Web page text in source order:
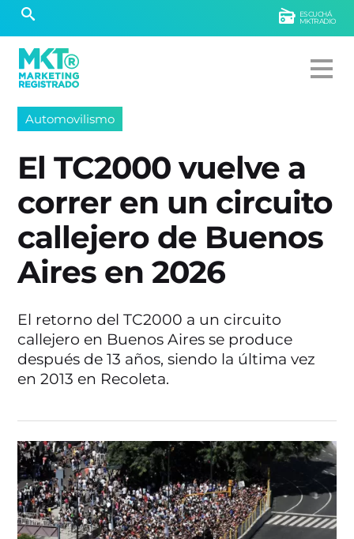
ESCUCHÁ
MKTRADIO
Automovilismo
El TC2000 vuelve a
correr en un circuito
callejero de Buenos
Aires en 2026
El retorno del TC2000 a un circuito
callejero en Buenos Aires se produce
después de 13 años, siendo la última vez
en 2013 en Recoleta.